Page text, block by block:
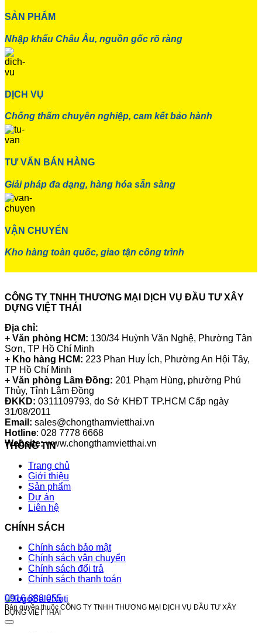
SẢN PHẨM
Nhập khẩu Châu Âu, nguồn gốc rõ ràng
DỊCH VỤ
Chống thấm chuyên nghiệp, cam kết bảo hành
TƯ VẤN BÁN HÀNG
Giải pháp đa dạng, hàng hóa sẵn sàng
VẬN CHUYỂN
Kho hàng toàn quốc, giao tận công trình
CÔNG TY TNHH THƯƠNG MẠI DỊCH VỤ ĐẦU TƯ XÂY
DỰNG VIỆT THÁI
Địa chỉ:
+ Văn phòng HCM: 130/34 Huỳnh Văn Nghệ, Phường Tân
Sơn, TP Hồ Chí Minh
+ Kho hàng HCM: 223 Phan Huy Ích, Phường An Hội Tây,
TP Hồ Chí Minh
+ Văn phòng Lâm Đồng: 201 Phạm Hùng, phường Phú
Thủy, Tỉnh Lâm Đồng
ĐKKD: 0311109793, do Sở KHĐT TP.HCM Cấp ngày
31/08/2011
Email: sales@chongthamvietthai.vn
Hotline: 028 7778 6668
Website:www.chongthamvietthai.vn
THÔNG TIN
Trang chủ
Giới thiệu
Sản phẩm
Dự án
Liên hệ
CHÍNH SÁCH
Chính sách bảo mật
Chính sách vận chuyển
Chính sách đổi trả
Chính sách thanh toán
0916 888 055
Bản quyền thuộc CÔNG TY TNHH THƯƠNG MẠI DỊCH VỤ ĐẦU TƯ XÂY
DỰNG VIỆT THÁI